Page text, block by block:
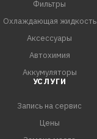
- 1 шт.
Фильтры
Охлаждающая жидкость
Аксессуары
Автохимия
Аккумуляторы
УСЛУГИ
Запись на сервис
Цены